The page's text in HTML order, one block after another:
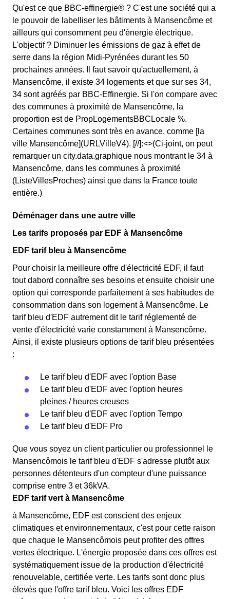
Qu'est ce que BBC-effinergie® ? C'est une société qui a
le pouvoir de labelliser les bâtiments à Mansencôme et
ailleurs qui consomment peu d'énergie électrique.
L'objectif ? Diminuer les émissions de gaz à effet de
serre dans la région Midi-Pyrénées durant les 50
prochaines années. Il faut savoir qu'actuellement, à
Mansencôme, il existe 34 logements et que sur ses 34,
34 sont agréés par BBC-Effinergie. Si l'on compare avec
des communes à proximité de Mansencôme, la
proportion est de PropLogementsBBCLocale %.
Certaines communes sont très en avance, comme [la
ville Mansencôme](URLVilleV4). [//]:<>(Ci-joint, on peut
remarquer un city.data.graphique nous montrant le 34 à
Mansencôme, dans les communes à proximité
(ListeVillesProches) ainsi que dans la France toute
entière.)
Déménager dans une autre ville
Les tarifs proposés par EDF à Mansencôme
EDF tarif bleu à Mansencôme
Pour choisir la meilleure offre d'électricité EDF, il faut
tout dabord connaître ses besoins et ensuite choisir une
option qui corresponde parfaitement à ses habitudes de
consommation dans son logement à Mansencôme. Le
tarif bleu d'EDF autrement dit le tarif réglementé de
vente d'électricité varie constamment à Mansencôme.
Ainsi, il existe plusieurs options de tarif bleu présentées
:
Le tarif bleu d'EDF avec l'option Base
Le tarif bleu d'EDF avec l'option heures
pleines / heures creuses
Le tarif bleu d'EDF avec l'option Tempo
Le tarif bleu d'EDF Pro
Que vous soyez un client particulier ou professionnel le
Mansencômois le tarif bleu d'EDF s'adresse plutôt aux
personnes détenteurs d'un compteur d'une puissance
comprise entre 3 et 36kVA.
EDF tarif vert à Mansencôme
à Mansencôme, EDF est conscient des enjeux
climatiques et environnementaux, c'est pour cette raison
que chaque le Mansencômois peut profiter des offres
vertes électrique. L'énergie proposée dans ces offres est
systématiquement issue de la production d'électricité
renouvelable, certifiée verte. Les tarifs sont donc plus
élevés que l'offre tarif bleu. Voici les offres EDF